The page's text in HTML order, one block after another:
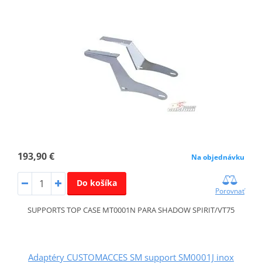
193,90 € Na objednávku
Do košíka
Porovnať
SUPPORTS TOP CASE MT0001N PARA SHADOW SPIRIT/VT75
Adaptéry CUSTOMACCES SM support SM0001J inox